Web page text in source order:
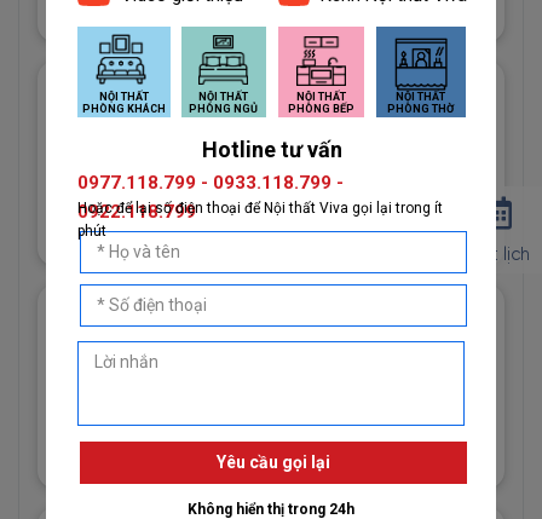
Giấy Dán Tường Imperial Mã
Trắng
1đ
Giấy Dán Tường Imperial Mã
Đặt lịch